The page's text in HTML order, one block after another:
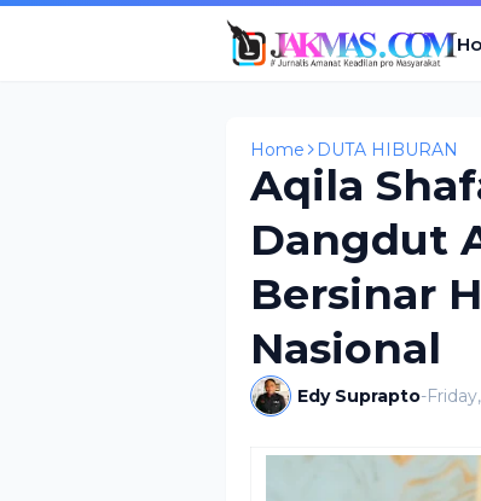
Home DUTA HIBURAN
Aqila
Dangdut
Bersinar
Nasional
Edy Suprapto-